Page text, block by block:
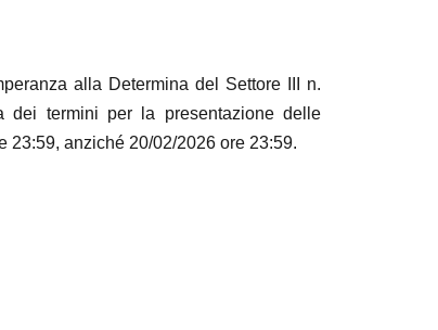
alla Determina del Settore III n.
dei termini per la presentazione delle
23:59, anziché 20/02/2026 ore 23:59.